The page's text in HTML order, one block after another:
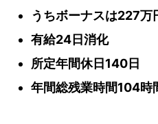
うちボーナスは227万
有給24日消化
所定年間休日140日
年間総残業時間104時